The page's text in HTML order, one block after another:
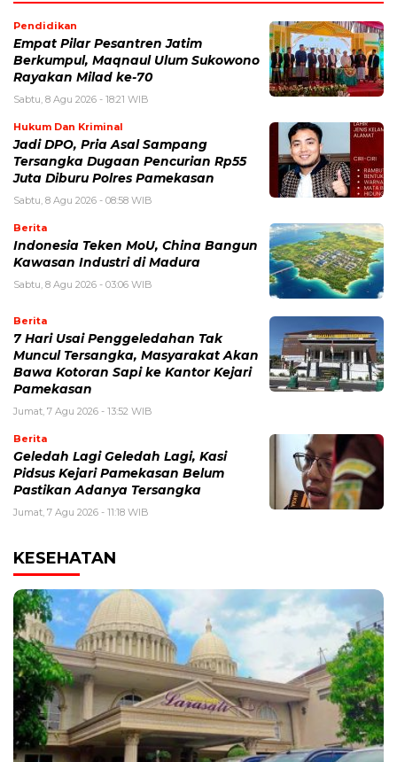
Pendidikan
Empat Pilar Pesantren Jatim
Berkumpul, Maqnaul Ulum Sukowono
Rayakan Milad ke-70
Sabtu, 8 Agu 2026 - 18:21 WIB
Hukum Dan Kriminal
Jadi DPO, Pria Asal Sampang
Tersangka Dugaan Pencurian Rp55
Juta Diburu Polres Pamekasan
Sabtu, 8 Agu 2026 - 08:58 WIB
Berita
Indonesia Teken MoU, China Bangun
Kawasan Industri di Madura
Sabtu, 8 Agu 2026 - 03:06 WIB
Berita
7 Hari Usai Penggeledahan Tak
Muncul Tersangka, Masyarakat Akan
Bawa Kotoran Sapi ke Kantor Kejari
Pamekasan
Jumat, 7 Agu 2026 - 13:52 WIB
Berita
Geledah Lagi Geledah Lagi, Kasi
Pidsus Kejari Pamekasan Belum
Pastikan Adanya Tersangka
Jumat, 7 Agu 2026 - 11:18 WIB
KESEHATAN